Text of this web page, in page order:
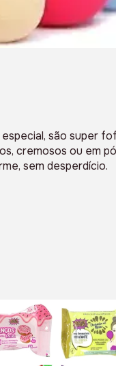
são super
cremosos ou em
sem desperdício.